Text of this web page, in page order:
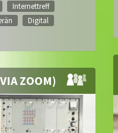
Internettreff
Digital
ZOOM)